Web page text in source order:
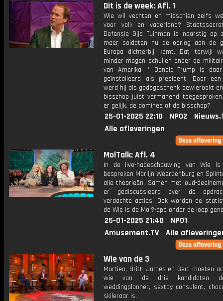
Dit is de week: Afl. 1
Wie wil vechten en misschien zelfs
voor volk en vaderland?
Defensie Gijs Tuinman is naarstig op
meer soldaten nu de oorlog aan de
Europa dichterbij komt. Dat terwijl
minder mogen schuilen onder de
van Amerika. * Donald Trump is
geïnstalleerd als president. Door een
werd hij als godsgeschenk bewierookt
bisschop juist vermanend
er gelijk, de dominee of de bisschop?
25-01-2025 22:10 NPO2
Alle afleveringen
MolTalk: Afl. 4
In de live-nabeschouwing van Wie
bespreken Marlijn Weerdenburg en
alle theorieën. Samen met oud-
er gediscussieerd over de
verdachte acties. Ook worden de
de Wie is de Mol?-app onder de loep
25-01-2025 21:40
NPO1
Amusement.TV
Alle
Wie van de 3
Martien, Britt, James en Gert moeten
wie van de drie kandidaten
weddingplanner, sextoy consulent,
skileraar is.